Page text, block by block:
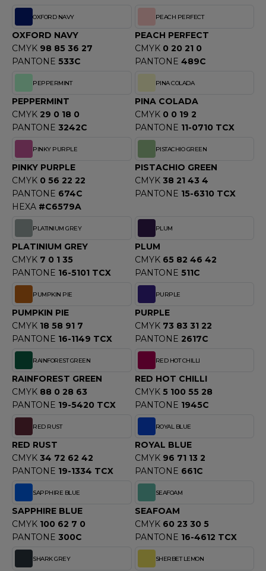
OXFORD NAVY
OXFORD NAVY
CMYK 98 85 36 27
PANTONE 533C
PEACH PERFECT
PEACH PERFECT
CMYK 0 20 21 0
PANTONE 489C
PEPPERMINT
PEPPERMINT
CMYK 29 0 18 0
PANTONE 3242C
PINA COLADA
PINA COLADA
CMYK 0 0 19 2
PANTONE 11-0710 TCX
PINKY PURPLE
PINKY PURPLE
CMYK 0 56 22 22
PANTONE 674C
HEXA #C6579A
PISTACHIO GREEN
PISTACHIO GREEN
CMYK 38 21 43 4
PANTONE 15-6310 TCX
PLATINIUM GREY
PLATINIUM GREY
CMYK 7 0 1 35
PANTONE 16-5101 TCX
PLUM
PLUM
CMYK 65 82 46 42
PANTONE 511C
PUMPKIN PIE
PUMPKIN PIE
CMYK 18 58 91 7
PANTONE 16-1149 TCX
PURPLE
PURPLE
CMYK 73 83 31 22
PANTONE 2617C
RAINFOREST GREEN
RAINFOREST GREEN
CMYK 88 0 28 63
PANTONE 19-5420 TCX
RED HOT CHILLI
RED HOT CHILLI
CMYK 5 100 55 28
PANTONE 1945C
RED RUST
RED RUST
CMYK 34 72 62 42
PANTONE 19-1334 TCX
ROYAL BLUE
ROYAL BLUE
CMYK 96 71 13 2
PANTONE 661C
SAPPHIRE BLUE
SAPPHIRE BLUE
CMYK 100 62 7 0
PANTONE 300C
SEAFOAM
SEAFOAM
CMYK 60 23 30 5
PANTONE 16-4612 TCX
SHARK GREY SHERBET LEMON